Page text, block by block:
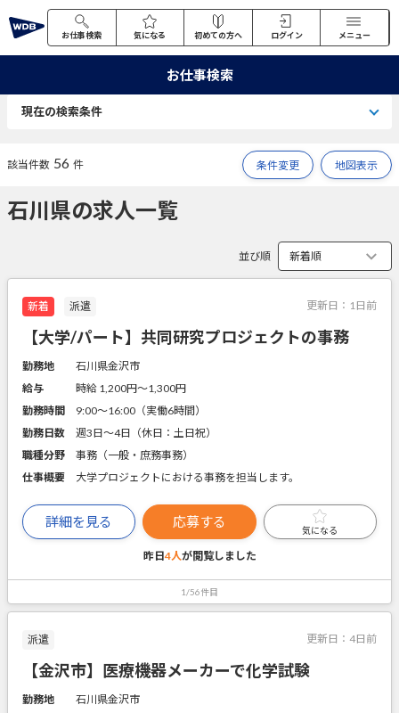
お仕事検索 気になる 初めての方へ ログイン メニュー
お仕事検索
現在の検索条件
該当件数 56 件 条件変更 地図表示
石川県の求人一覧
並び順
新着 派遣 更新日： 1日前
【大学/パート】共同研究プロジェクトの事務
勤務地
石川県金沢市
給与
時給 1,200円〜1,300円
勤務時間
9:00～16:00（実働6時間）
勤務日数
週3日～4日（休日：土日祝）
職種分野
事務（一般・庶務事務）
仕事概要
大学プロジェクトにおける事務を担当します。
詳細を見る 応募する
気になる
昨日4人が閲覧しました
1/56件目
派遣 更新日： 4日前
【金沢市】医療機器メーカーで化学試験
勤務地
石川県金沢市